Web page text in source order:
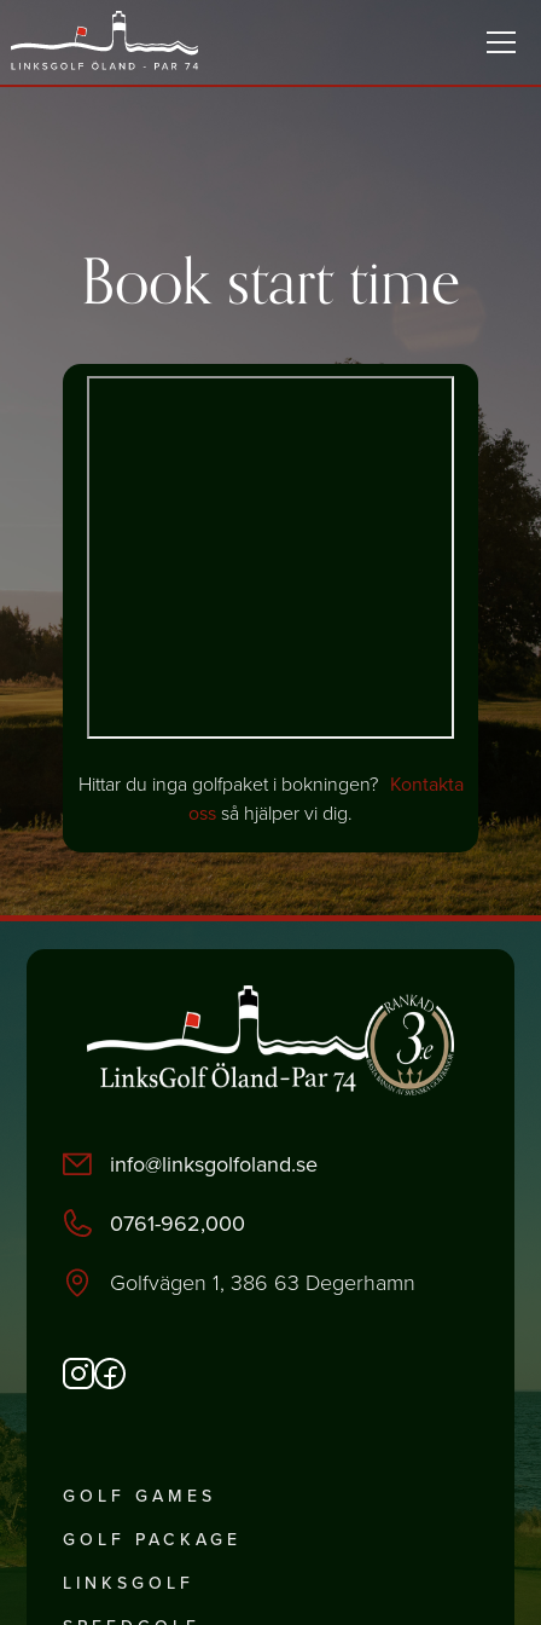
Book start time
Hittar du inga golfpaket i bokningen? Kontakta
ossså hjälper vi dig.
info@linksgolfoland.se
0761-962,000
Golfvägen 1, 386 63 Degerhamn
GOLF GAMES
GOLF PACKAGE
LINKSGOLF